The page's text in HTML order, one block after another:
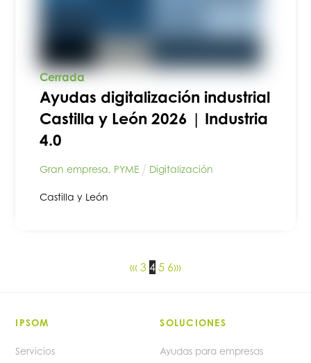
Cerrada
Ayudas digitalización industrial
Castilla y León 2026 | Industria
4.0
Gran empresa, PYME Digitalización
Castilla y León
«‹ 3 4 5 6›»
IPSOM
Servicios
SOLUCIONES
Ayudas para empresas